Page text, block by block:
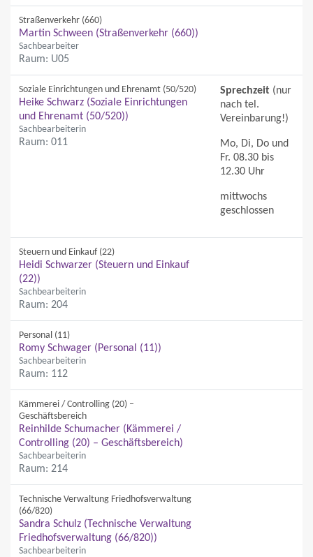
Straßenverkehr (660)
Martin Schween (Straßenverkehr (660))
Sachbearbeiter
Raum: U05
Soziale Einrichtungen und Ehrenamt (50/520)
Heike Schwarz (Soziale Einrichtungen
und Ehrenamt (50/520))
Sachbearbeiterin
Raum: 011
Sprechzeit (nur
nach tel.
Vereinbarung!)
Mo, Di, Do und
Fr. 08.30 bis
12.30 Uhr
mittwochs
geschlossen
Steuern und Einkauf (22)
Heidi Schwarzer (Steuern und Einkauf
(22))
Sachbearbeiterin
Raum: 204
Personal (11)
Romy Schwager (Personal (11))
Sachbearbeiterin
Raum: 112
Kämmerei / Controlling (20) –
Geschäftsbereich
Reinhilde Schumacher (Kämmerei /
Controlling (20) – Geschäftsbereich)
Sachbearbeiterin
Raum: 214
Technische Verwaltung Friedhofsverwaltung
(66/820)
Sandra Schulz (Technische Verwaltung
Friedhofsverwaltung (66/820))
Sachbearbeiterin